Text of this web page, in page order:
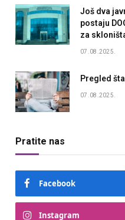
Još dva
postaju
za
07.08.2025.
Pregled
07.08.2025.
Pratite nas
Facebook
Instagram